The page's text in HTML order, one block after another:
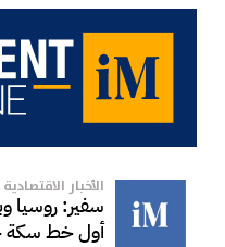
الأخبار الاقتصادية
سفير: روسيا
أول خط سكة